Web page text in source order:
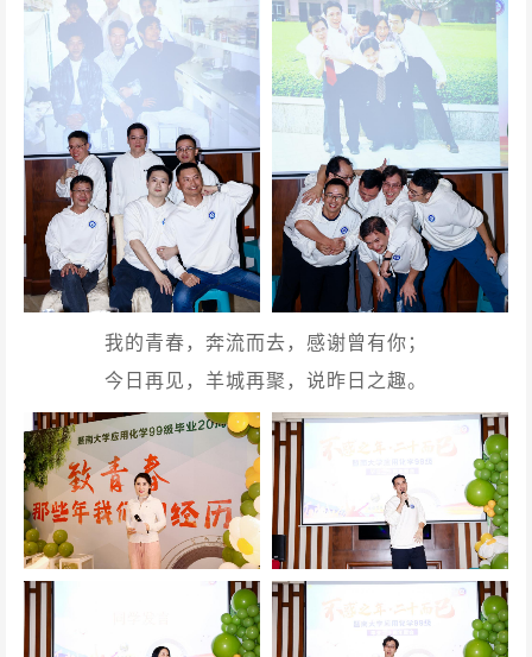
我的青春，奔流而去，感谢曾有你；
今日再见，羊城再聚，说昨日之趣。